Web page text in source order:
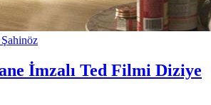
Şahinöz
İmzalı Ted Filmi Diziye